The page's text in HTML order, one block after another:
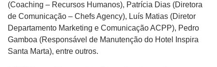
(Coaching – Recursos Humanos), Patrícia Dias (Diretora
de Comunicação – Chefs Agency), Luís Matias (Diretor
Departamento Marketing e Comunicação ACPP), Pedro
Gamboa (Responsável de Manutenção do Hotel Inspira
Santa Marta), entre outros.